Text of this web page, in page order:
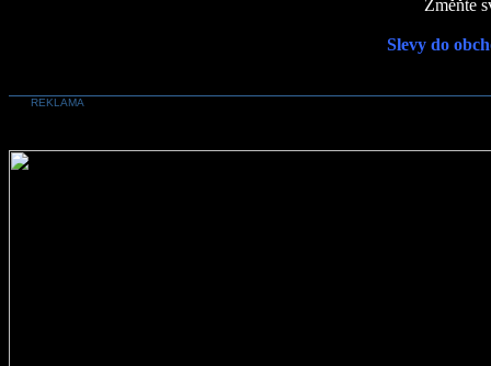
Změňte
Slevy do
REKLAMA